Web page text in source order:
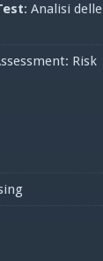
: Analisi delle
Risk